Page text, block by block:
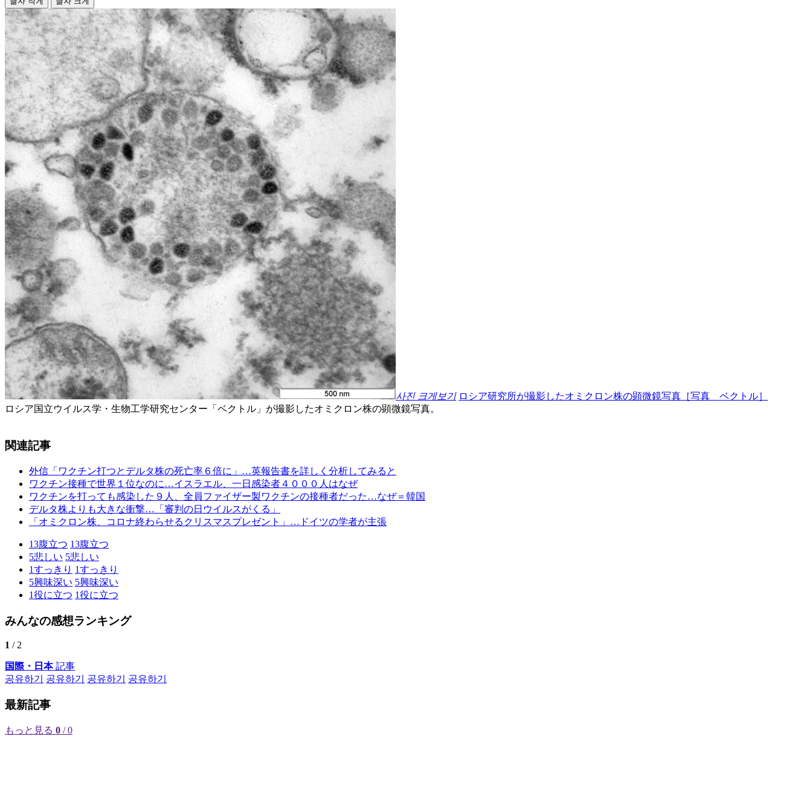
사진 크게보기 ロシア研究所が撮影したオミクロン株の顕微鏡写真［写真 ベクトル］
ロシア国立ウイルス学・生物工学研究センター「ベクトル」が撮影したオミクロン株の顕微鏡写真。
関連記事
外信「ワクチン打つとデルタ株の死亡率６倍に」…英報告書を詳しく分析してみると
ワクチン接種で世界１位なのに…イスラエル、一日感染者４０００人はなぜ
ワクチンを打っても感染した９人、全員ファイザー製ワクチンの接種者だった…なぜ＝韓国
デルタ株よりも大きな衝撃…「審判の日ウイルスがくる」
「オミクロン株、コロナ終わらせるクリスマスプレゼント」…ドイツの学者が主張
13腹立つ 13腹立つ
5悲しい 5悲しい
1すっきり 1すっきり
5興味深い 5興味深い
1役に立つ 1役に立つ
みんなの感想ランキング
1 / 2
国際・日本記事
공유하기
공유하기 공유하기 공유하기
最新記事
もっと見る 0 / 0